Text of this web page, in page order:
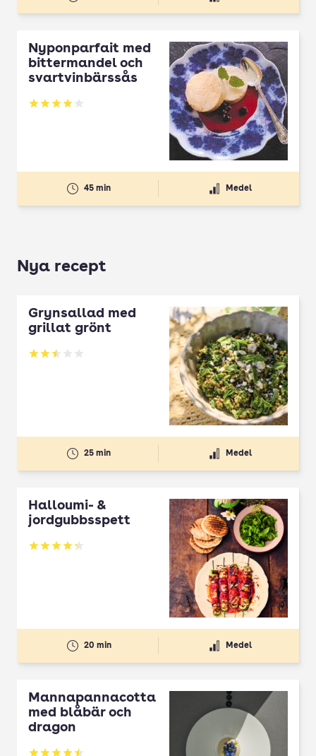
Nyponparfait med
bittermandel och
svartvinbärssås
Betyg: 4 av 5
45 min Medel
Nya recept
Grynsallad med
grillat grönt
Betyg: 2.5 av 5
25 min Medel
Halloumi- &
jordgubbsspett
Betyg: 4.3 av 5
20 min Medel
Mannapannacotta
med blåbär och
dragon